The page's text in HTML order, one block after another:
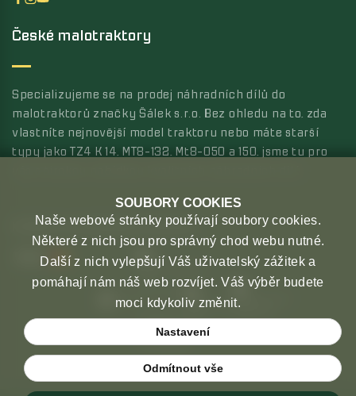
České malotraktory
Specializujeme se na prodej náhradních dílů do
malotraktorů značky Šálek s.r.o. Bez ohledu na to, zda
vlastníte nejnovější model traktoru nebo máte starší
typy jako TZ4 K 14, MT8-132, Mt8-050 a 150, jsme tu pro
MOŽNOSTI PLATBYMOŽNOSTI DOPRAVY
SOUBORY COOKIES
Naše webové stránky používají soubory cookies.
Některé z nich jsou pro správný chod webu nutné.
Další z nich vylepšují Váš uživatelský zážitek a
pomáhají nám náš web rozvíjet. Váš výběr budete
moci kdykoliv změnit.
Nastavení
Odmítnout vše